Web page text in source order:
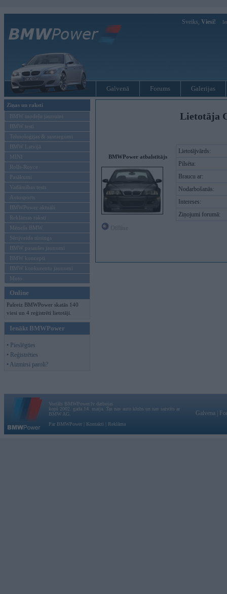
Sveiks, Viesi!
Galvenā Forums Galerijas
Ziņas un raksti
BMW modeļu jaunumi
BMW testi
Tehnoloģijas & sasniegumi
BMW Latvijā
MINI
Rolls-Royce
Pasākumi
Vadāmības tests
Autosports
BMWPower aktuāli
Reklāmas raksti
Mēneša BMW
Sērijveida tūnings
BMW pasaules jaunumi
BMW koncepti
BMW konkurentu jaunumi
Moto
Online
Pašreiz BMWPower skatās 140
viesi un 4 reģistrēti lietotāji.
Ienākt BMWPower
• Pieslēgties
• Reģistrēties
• Aizmirsi paroli?
Lietotāja
BMWPower atbalstītājs
Lietotājvārds:
Pilsēta:
Braucu ar:
Nodarbošanās:
Intereses:
Ziņojumi forumā:
Vortāls BMWPower.lv darbojas
kopš 2002. gada 14. maija. Tas nav auto klubs un nav saistīts ar
BMW AG.
Par BMWPower
Kontakti Reklāma
Galvena